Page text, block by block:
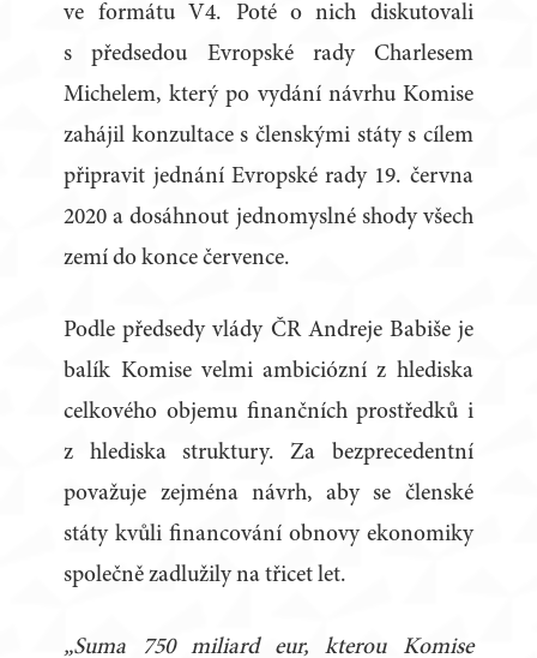
ve formátu V4. Poté o nich diskutovali
s předsedou Evropské rady Charlesem
Michelem, který po vydání návrhu Komise
zahájil konzultace s členskými státy s cílem
připravit jednání Evropské rady 19. června
2020 a dosáhnout jednomyslné shody všech
zemí do konce července.
Podle předsedy vlády ČR Andreje Babiše je
balík Komise velmi ambiciózní z hlediska
celkového objemu finančních prostředků i
z hlediska struktury. Za bezprecedentní
považuje zejména návrh, aby se členské
státy kvůli financování obnovy ekonomiky
společně zadlužily na třicet let.
„Suma 750 miliard eur, kterou Komise